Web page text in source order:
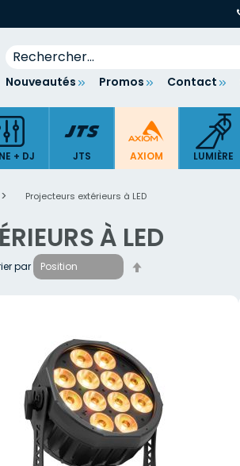
Allez
Nouveautés Promos Contact
Rechercher
+ DJ JTS AXIOM LUMIÈRE
Projecteurs extérieurs à LED
À LED
par